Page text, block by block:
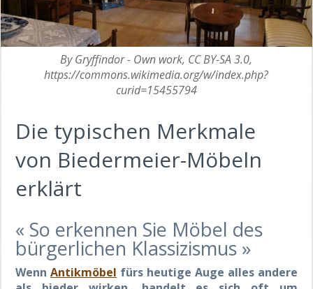
By Gryffindor - Own work, CC BY-SA 3.0,
https://commons.wikimedia.org/w/index.php?
curid=15455794
Die typischen Merkmale
von Biedermeier-Möbeln
erklärt
« So erkennen Sie Möbel des
bürgerlichen Klassizismus »
WennAntikmöbel fürs heutige Auge alles andere